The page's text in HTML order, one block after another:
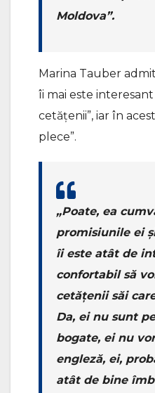
Moldova”.
Marina Tauber
îi mai este
cetățenii”, iar în
plece”.
„Poate, ea
promisiunile ei
îi este atât de
confortabil să
cetățenii săi
Da, ei nu sunt
bogate, ei nu
engleză, ei,
atât de bine